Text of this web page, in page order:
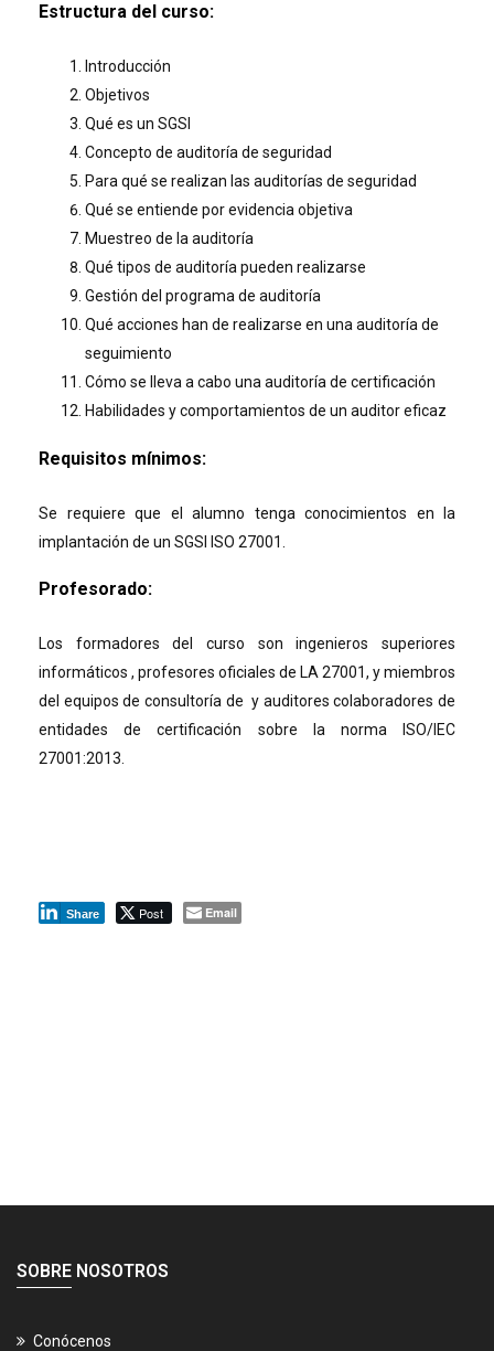
Estructura del curso:
Introducción
Objetivos
Qué es un SGSI
Concepto de auditoría de seguridad
Para qué se realizan las auditorías de seguridad
Qué se entiende por evidencia objetiva
Muestreo de la auditoría
Qué tipos de auditoría pueden realizarse
Gestión del programa de auditoría
Qué acciones han de realizarse en una auditoría de
seguimiento
Cómo se lleva a cabo una auditoría de certificación
Habilidades y comportamientos de un auditor eficaz
Requisitos mínimos:
Se requiere que el alumno tenga conocimientos en la
implantación de un SGSI ISO 27001.
Profesorado:
Los formadores del curso son ingenieros superiores
informáticos , profesores oficiales de LA 27001, y miembros
del equipos de consultoría de y auditores colaboradores de
entidades de certificación sobre la norma ISO/IEC
27001:2013.
Share Post Email
SOBRE NOSOTROS
Conócenos